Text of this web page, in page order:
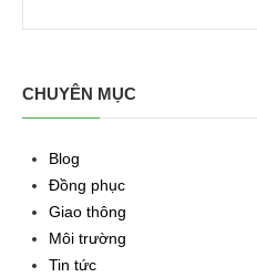
CHUYÊN MỤC
Blog
Đồng phục
Giao thông
Môi trường
Tin tức